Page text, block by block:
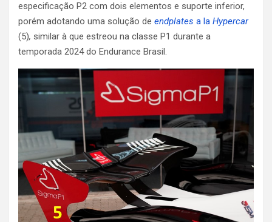
especificação P2 com dois elementos e suporte inferior,
porém adotando uma solução de endplates a la Hypercar
(5), similar à que estreou na classe P1 durante a
temporada 2024 do Endurance Brasil.